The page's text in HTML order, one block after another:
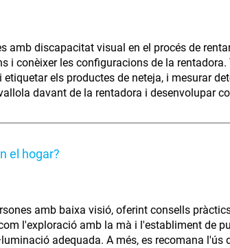
amb discapacitat visual en el procés de
i conèixer les configuracions de la
els productes de neteja, i mesurar
davant de la rentadora i desenvolupar
el hogar?
amb baixa visió, oferint consells
l'exploració amb la mà i l'establiment de
adequada. A més, es recomana l'ús